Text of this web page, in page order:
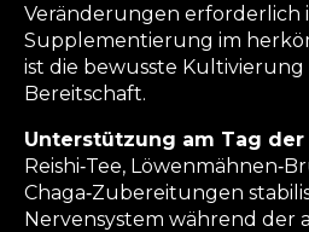
Veränderungen erforderlich
Supplementierung im
ist die bewusste Kultivierung
Bereitschaft.
Unterstützung am Tag der
Reishi‑Tee,
Chaga‑Zubereitungen
Nervensystem während der